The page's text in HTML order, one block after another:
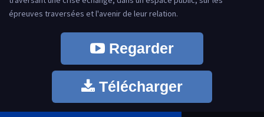
épreuves traversées et l'avenir de leur relation.
Regarder
Télécharger